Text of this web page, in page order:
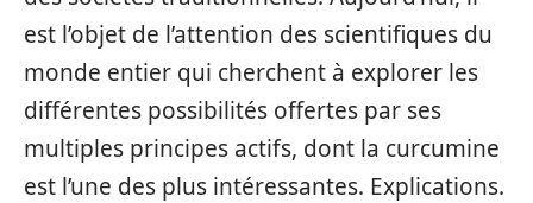
est l’objet de l’attention des scientifiques du
monde entier qui cherchent à explorer les
différentes possibilités offertes par ses
multiples principes actifs, dont la curcumine
est l’une des plus intéressantes. Explications.